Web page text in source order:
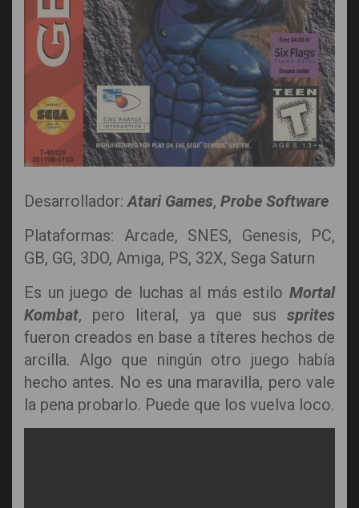
Desarrollador:Atari Games, Probe Software
Plataformas: Arcade, SNES, Genesis, PC,
GB, GG, 3DO, Amiga, PS, 32X, Sega Saturn
Es un juego de luchas al más estilo Mortal
Kombat, pero literal, ya que sus sprites
fueron creados en base a títeres hechos de
arcilla. Algo que ningún otro juego había
hecho antes. No es una maravilla, pero vale
la pena probarlo. Puede que los vuelva loco.